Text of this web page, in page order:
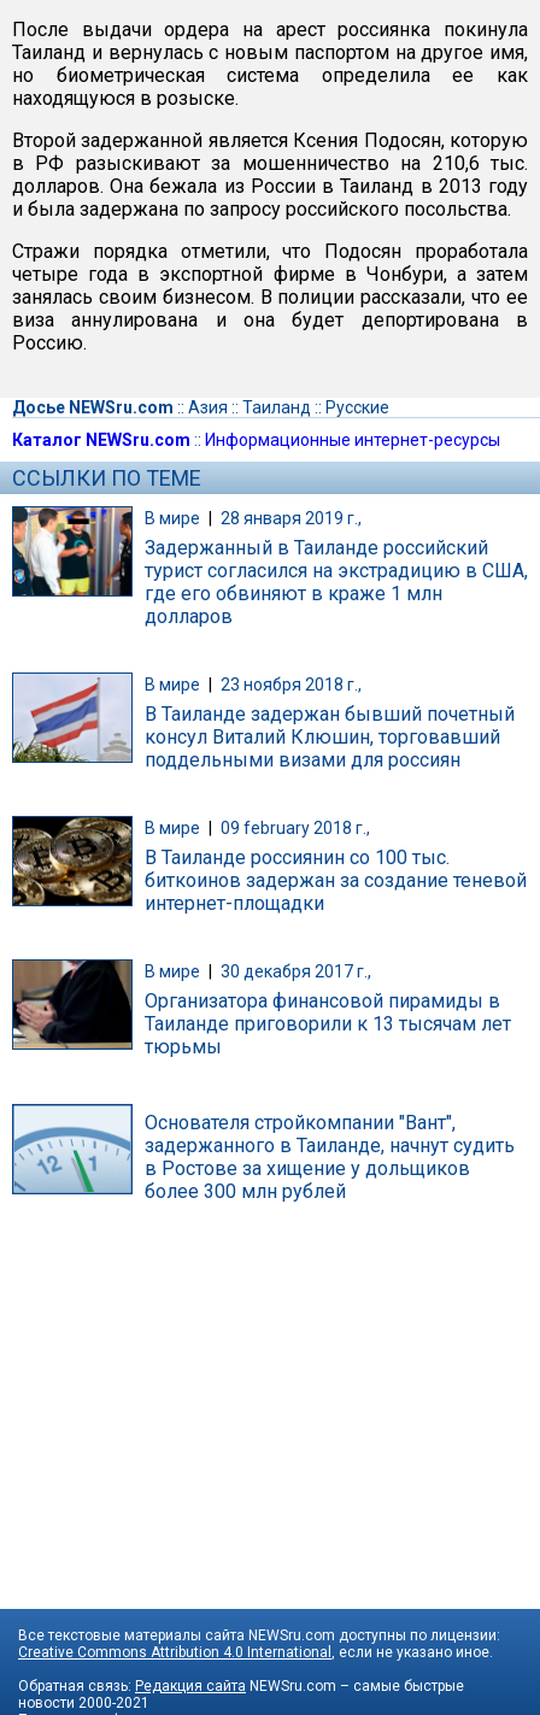
После выдачи ордера на арест россиянка покинула
Таиланд и вернулась с новым паспортом на другое имя,
но биометрическая система определила ее как
находящуюся в розыске.
Второй задержанной является Ксения Подосян, которую
в РФ разыскивают за мошенничество на 210,6 тыс.
долларов. Она бежала из России в Таиланд в 2013 году
и была задержана по запросу российского посольства.
Стражи порядка отметили, что Подосян проработала
четыре года в экспортной фирме в Чонбури, а затем
занялась своим бизнесом. В полиции рассказали, что ее
виза аннулирована и она будет депортирована в
Россию.
Досье NEWSru.com :: Азия :: Таиланд :: Русские
Каталог NEWSru.com :: Информационные интернет-ресурсы
ССЫЛКИ ПО ТЕМЕ
В мире | 28 января 2019 г.,
Задержанный в Таиланде российский
турист согласился на экстрадицию в США,
где его обвиняют в краже 1 млн
долларов
В мире 23 ноября 2018 г.,
В Таиланде задержан бывший почетный
консул Виталий Клюшин, торговавший
поддельными визами для россиян
В мире 09 february 2018 г.,
В Таиланде россиянин со 100 тыс.
биткоинов задержан за создание теневой
интернет-площадки
В мире 30 декабря 2017 г.,
Организатора финансовой пирамиды в
Таиланде приговорили к 13 тысячам лет
тюрьмы
Основателя стройкомпании "Вант",
задержанного в Таиланде, начнут судить
в Ростове за хищение у дольщиков
более 300 млн рублей
Все текстовые материалы сайта NEWSru.com доступны по лицензии:
Creative Commons Attribution 4.0 International , если не указано иное.
Обратная связь: Редакция сайта NEWSru.com – самые быстрые
новости 2000-2021